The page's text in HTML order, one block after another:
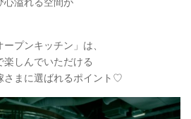
プンキッチン」は、
しんでいただける
さまに選ばれるポイント♡